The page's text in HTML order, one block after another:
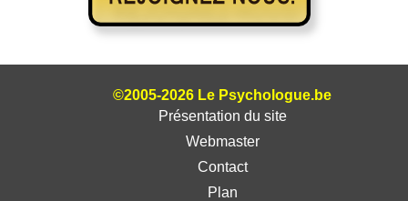
©2005-2026 Le Psychologue.be
Présentation du site
Webmaster
Contact
Plan